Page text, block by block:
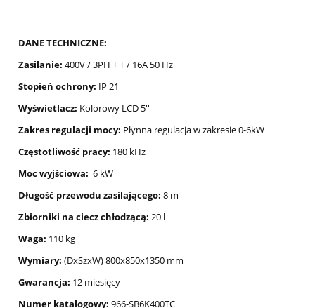
DANE TECHNICZNE:
Zasilanie: 400V / 3PH + T / 16A 50 Hz
Stopień ochrony: IP 21
Wyświetlacz: Kolorowy LCD 5''
Zakres regulacji mocy: Płynna regulacja w zakresie 0-6kW
Częstotliwość pracy: 180 kHz
Moc wyjściowa: 6 kW
Długość przewodu zasilającego: 8 m
Zbiorniki na ciecz chłodzącą: 20 l
Waga: 110 kg
Wymiary: (DxSzxW) 800x850x1350 mm
Gwarancja: 12 miesięcy
Numer katalogowy: 966-SB6K400TC